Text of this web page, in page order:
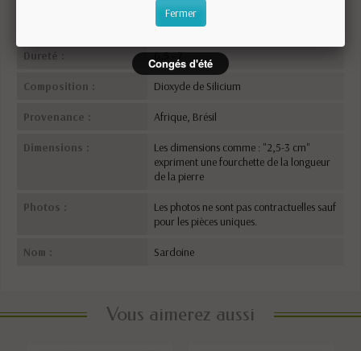
Dureté : 6,5 - 7
Composition : Dioxyde de Silicium
Provenance : Afrique, Brésil
Dimensions :
Les dimensions comme : "2,5-3 cm"
expriment une fourchette de la longueur
de la pierre
Photos :
Les photos ne sont pas contractuelles sauf
pour les pièces uniques.
Nom : Sardoine
Vous aimerez aussi
Fermer
Congés d'été